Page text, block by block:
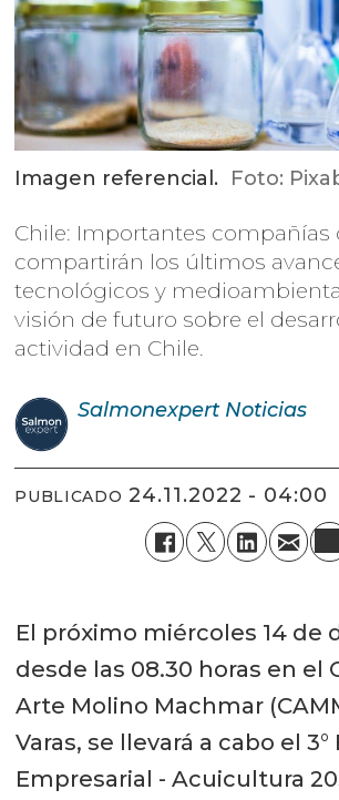
Imagen referencial. Foto:
Chile: Importantes compañías
compartirán los últimos
tecnológicos y
visión de futuro sobre el
actividad en Chile.
Salmonexpert Noticias
PUBLICADO 24.11.2022 - 04:00
El próximo miércoles 14 de
desde las 08.30 horas en el
Arte Molino Machmar
Varas, se llevará a cabo el
Empresarial - Acuicultura